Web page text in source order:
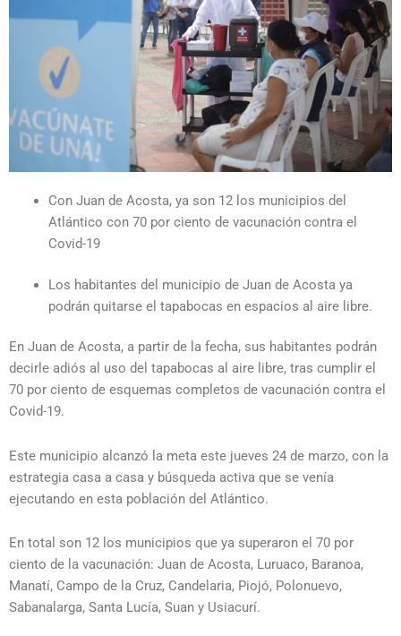
Con Juan de Acosta, ya son 12 los municipios del
Atlántico con 70 por ciento de vacunación contra el
Covid-19
Los habitantes del municipio de Juan de Acosta ya
podrán quitarse el tapabocas en espacios al aire libre.
En Juan de Acosta, a partir de la fecha, sus habitantes podrán
decirle adiós al uso del tapabocas al aire libre, tras cumplir el
70 por ciento de esquemas completos de vacunación contra el
Covid-19.
Este municipio alcanzó la meta este jueves 24 de marzo, con la
estrategia casa a casa y búsqueda activa que se venía
ejecutando en esta población del Atlántico.
En total son 12 los municipios que ya superaron el 70 por
ciento de la vacunación: Juan de Acosta, Luruaco, Baranoa,
Manatí, Campo de la Cruz, Candelaria, Piojó, Polonuevo,
Sabanalarga, Santa Lucía, Suan y Usiacurí.